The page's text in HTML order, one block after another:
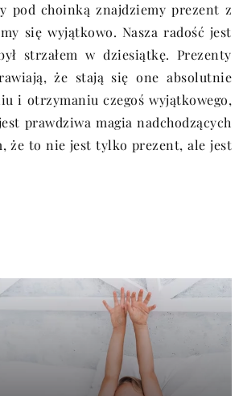
pod choinką znajdziemy prezent z
się wyjątkowo. Nasza radość jest
strzałem w dziesiątkę. Prezenty
że stają się one absolutnie
i otrzymaniu czegoś wyjątkowego,
prawdziwa magia nadchodzących
że to nie jest tylko prezent, ale jest